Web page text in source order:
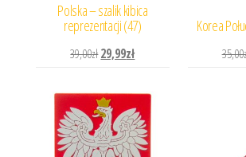
Polska – szalik kibica
reprezentacji (47)
39,00złPierwotna cena wynosiła: 39,00zł.
29,99złAktualna cena wynosi:
Korea
35,00